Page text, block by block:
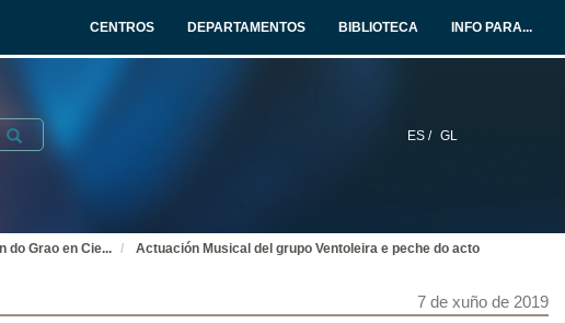
CENTROS DEPARTAMENTOS BIBLIOTECA INFO PARA...
ES / GL
Submit
do Grao en Cie... Actuación Musical del grupo Ventoleira e peche do acto
7 de xuño de 2019
7 de xuño de 2019